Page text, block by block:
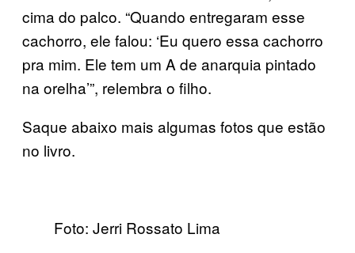
cima do palco. “Quando entregaram esse
cachorro, ele falou: ‘Eu quero essa cachorro
pra mim. Ele tem um A de anarquia pintado
na orelha’”, relembra o filho.
Saque abaixo mais algumas fotos que estão
no livro.
Foto: Jerri Rossato Lima